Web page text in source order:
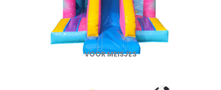
VOOR MEISJES